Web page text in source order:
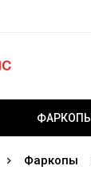
ФАРКОПЫ
Фаркопы